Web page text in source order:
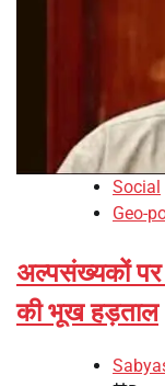
Social
Geo-
अल्पसंख्यकों पर
की भूख हड़ताल